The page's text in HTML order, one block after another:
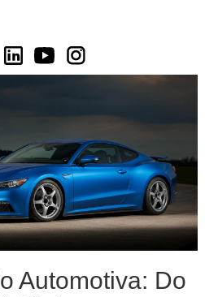
Automotiva: Do